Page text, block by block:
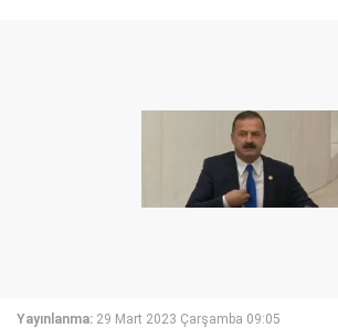
Yayınlanma: 29 Mart 2023 Çarşamba 09:05